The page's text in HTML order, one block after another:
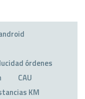
órdenes
CAU
KM